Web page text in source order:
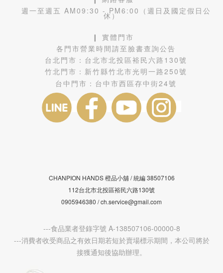
週一至週五 AM09:30 - PM6:00（週日及國定假日公
休）
❙ 實體門市
各門市營業時間請至臉書查詢公告
台北門市： 台北市北投區裕民六路130號
竹北門市： 新竹縣竹北市光明一路250號
台中門市： 台中市西區存中街24號
CHANPION HANDS 橙品小舖 /統編38507106
112台北市北投區裕民六路130號
0905946380 / ch.service@gmail.com
---食品業者登錄字號 A-138507106-00000-8
---消費者收受商品之有效日期若短於賣場標示期間，本公司將於
接獲通知後協助辦理。